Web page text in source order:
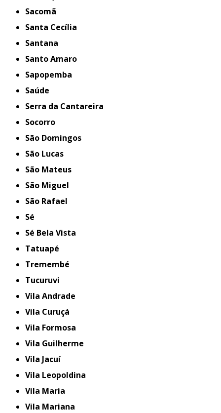
Sacomã
Santa Cecília
Santana
Santo Amaro
Sapopemba
Saúde
Serra da Cantareira
Socorro
São Domingos
São Lucas
São Mateus
São Miguel
São Rafael
Sé
Sé Bela Vista
Tatuapé
Tremembé
Tucuruvi
Vila Andrade
Vila Curuçá
Vila Formosa
Vila Guilherme
Vila Jacuí
Vila Leopoldina
Vila Maria
Vila Mariana